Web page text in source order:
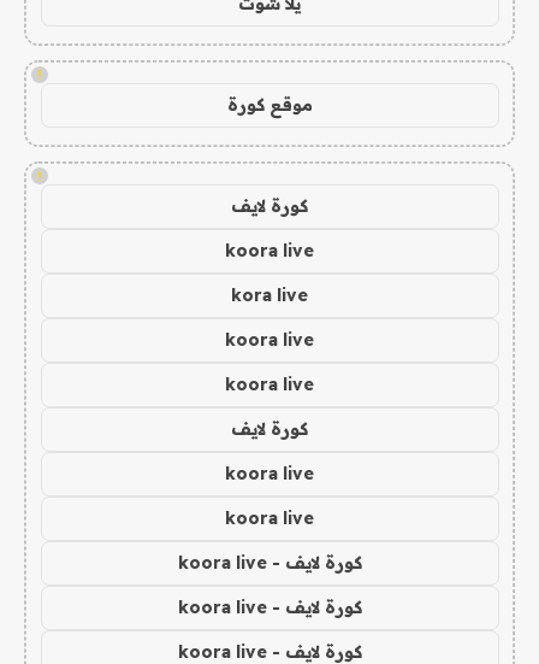
!
موقع كورة
!
كورة لايف
koora live
kora live
koora live
koora live
كورة لايف
koora live
koora live
كورة لايف - koora live
كورة لايف - koora live
كورة لايف - koora live